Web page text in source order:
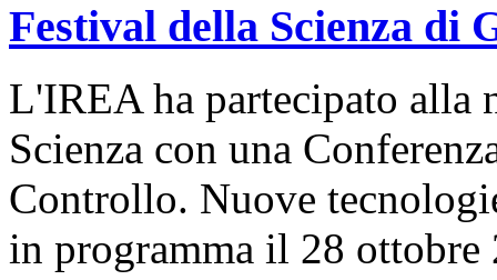
Festival della Scienza di
L'IREA ha partecipato alla
Scienza con una
Controllo. Nuove
in programma il 28